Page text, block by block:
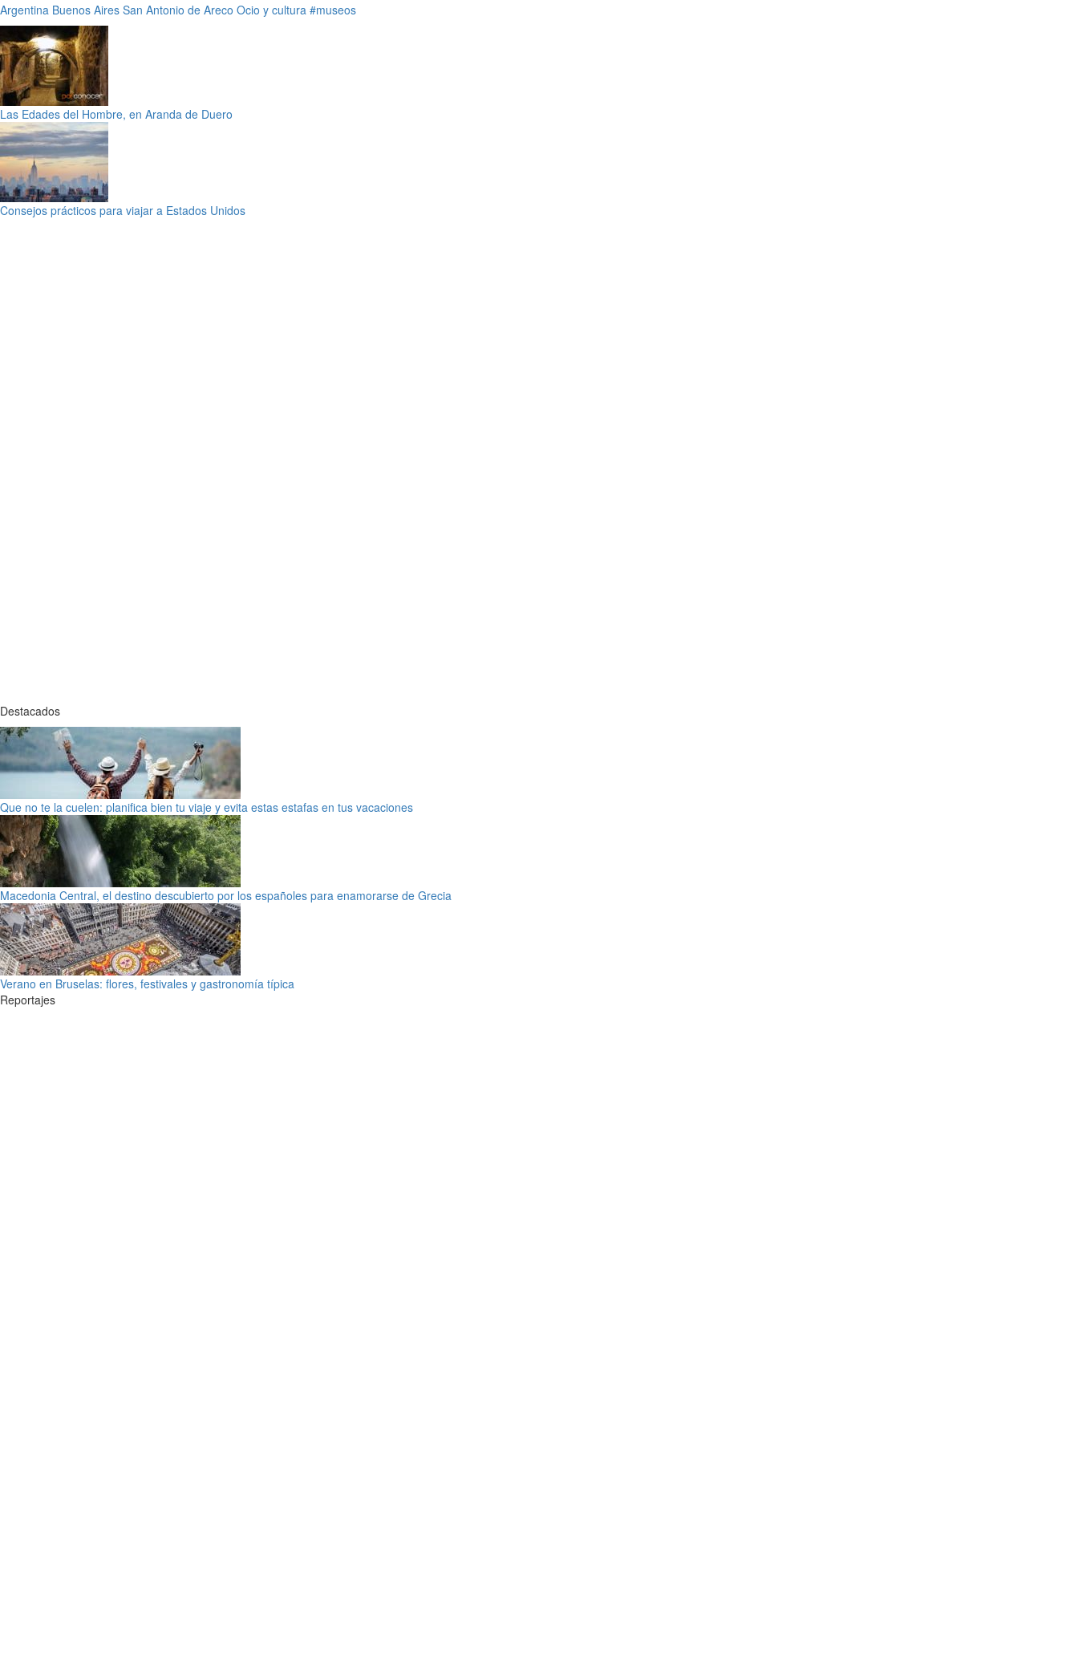
Argentina Buenos Aires San Antonio de Areco Ocio y cultura #museos
Las Edades del Hombre, en Aranda de Duero
Consejos prácticos para viajar a Estados Unidos
Destacados
Que no te la cuelen: planifica bien tu viaje y evita estas estafas en tus vacaciones
Macedonia Central, el destino descubierto por los españoles para enamorarse de Grecia
Verano en Bruselas: flores, festivales y gastronomía típica
Reportajes